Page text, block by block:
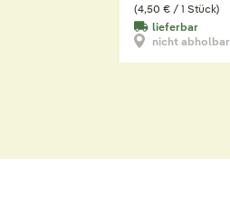
(4,50 € / 1 Stück)
lieferbar
nicht abholbar